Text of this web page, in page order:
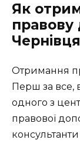
Як
правову
Отримання
Перш за все,
одного з
правової